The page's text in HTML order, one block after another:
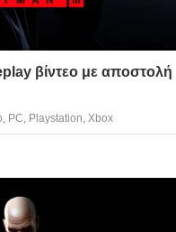
βίντεο με αποστολή
, PC, Playstation, Xbox